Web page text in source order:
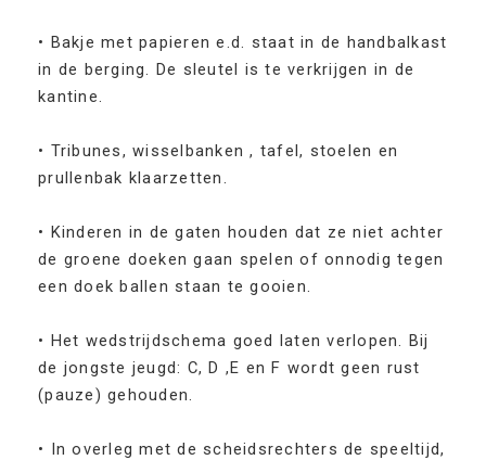
• Bakje met papieren e.d. staat in de handbalkast
in de berging. De sleutel is te verkrijgen in de
kantine.
• Tribunes, wisselbanken , tafel, stoelen en
prullenbak klaarzetten.
• Kinderen in de gaten houden dat ze niet achter
de groene doeken gaan spelen of onnodig tegen
een doek ballen staan te gooien.
• Het wedstrijdschema goed laten verlopen. Bij
de jongste jeugd: C, D ,E en F wordt geen rust
(pauze) gehouden.
• In overleg met de scheidsrechters de speeltijd,